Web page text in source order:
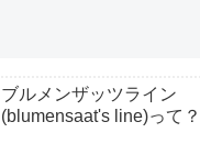
ブルメンザッツライン
(blumensaat's line)って？